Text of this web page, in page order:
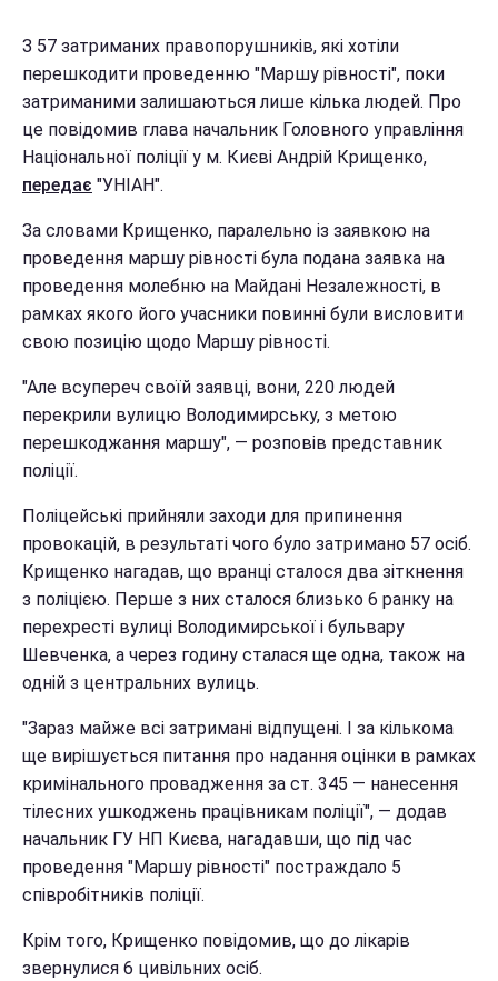
З 57 затриманих правопорушників, які хотіли
перешкодити проведенню "Маршу рівності", поки
затриманими залишаються лише кілька людей. Про
це повідомив глава начальник Головного управління
Національної поліції у м. Києві Андрій Крищенко,
передає "УНІАН".
За словами Крищенко, паралельно із заявкою на
проведення маршу рівності була подана заявка на
проведення молебню на Майдані Незалежності, в
рамках якого його учасники повинні були висловити
свою позицію щодо Маршу рівності.
"Але всупереч своїй заявці, вони, 220 людей
перекрили вулицю Володимирську, з метою
перешкоджання маршу", — розповів представник
поліції.
Поліцейські прийняли заходи для припинення
провокацій, в результаті чого було затримано 57 осіб.
Крищенко нагадав, що вранці сталося два зіткнення
з поліцією. Перше з них сталося близько 6 ранку на
перехресті вулиці Володимирської і бульвару
Шевченка, а через годину сталася ще одна, також на
одній з центральних вулиць.
"Зараз майже всі затримані відпущені. І за кількома
ще вирішується питання про надання оцінки в рамках
кримінального провадження за ст. 345 — нанесення
тілесних ушкоджень працівникам поліції", — додав
начальник ГУ НП Києва, нагадавши, що під час
проведення "Маршу рівності" постраждало 5
співробітників поліції.
Крім того, Крищенко повідомив, що до лікарів
звернулися 6 цивільних осіб.